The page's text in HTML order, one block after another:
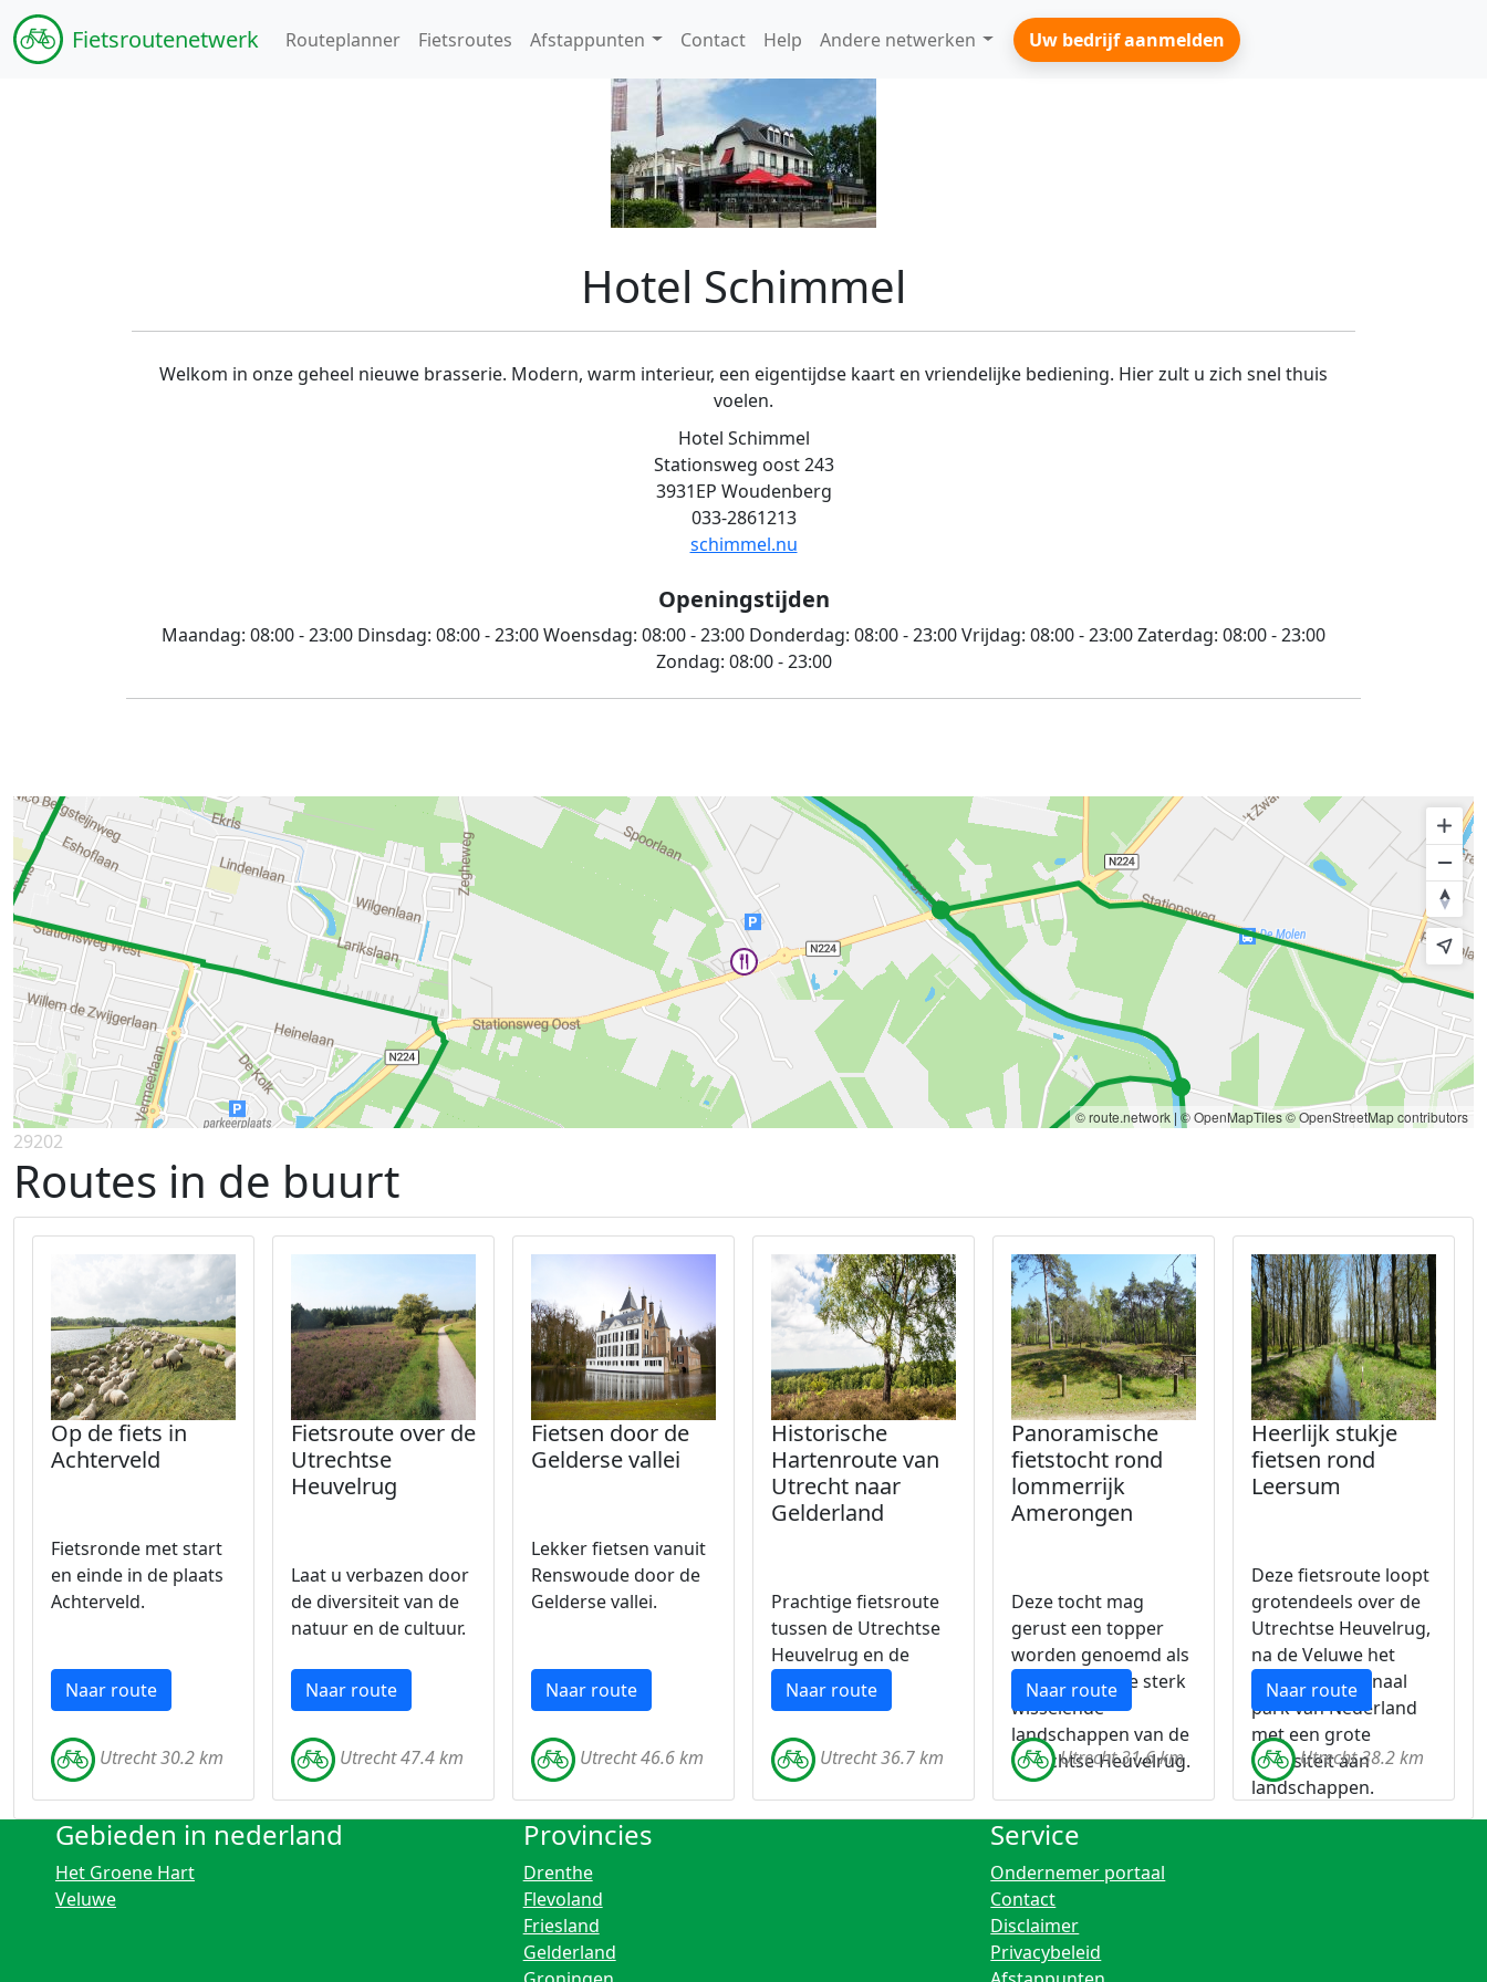
Fietsroutenetwerk Routeplanner Fietsroutes Afstappunten Contact Help Andere netwerken Uw bedrijf aanmelden
Hotel Schimmel
Welkom in onze geheel nieuwe brasserie. Modern, warm interieur, een eigentijdse kaart en vriendelijke bediening. Hier zult u zich snel thuis
voelen.
Hotel Schimmel
Stationsweg oost 243
3931EP Woudenberg
033-2861213
schimmel.nu
Openingstijden
Maandag: 08:00 - 23:00 Dinsdag: 08:00 - 23:00Woensdag: 08:00 - 23:00 Donderdag: 08:00 - 23:00Vrijdag: 08:00 - 23:00Zaterdag: 08:00 - 23:00
Zondag: 08:00 - 23:00
© route.network|© OpenMapTiles© OpenStreetMap contributors
29202
Routes in de buurt
Op de fiets in
Achterveld
Fietsronde met start
en einde in de plaats
Achterveld.
Naar route
Utrecht 30.2 km
Fietsroute over de
Utrechtse
Heuvelrug
Laat u verbazen door
de diversiteit van de
natuur en de cultuur.
Naar route
Utrecht 47.4 km
Fietsen door de
Gelderse vallei
Lekker fietsen vanuit
Renswoude door de
Gelderse vallei.
Naar route
Utrecht 46.6 km
Historische
Hartenroute van
Utrecht naar
Gelderland
Prachtige fietsroute
tussen de Utrechtse
Heuvelrug en de
Veluwe.
Naar route
Utrecht 36.7 km
Panoramische
fietstocht rond
lommerrijk
Amerongen
Deze tocht mag
gerust een topper
worden genoemd als
het gaat om de sterk
wisselende
landschappen van de
Utrechtse Heuvelrug.
Naar route
Utrecht 31.6 km
Heerlijk stukje
fietsen rond
Leersum
Deze fietsroute loopt
grotendeels over de
Utrechtse Heuvelrug,
na de Veluwe het
grootste nationaal
park van Nederland
met een grote
diversiteit aan
landschappen.
Naar route
Utrecht 38.2 km
Gebieden in nederland
Het Groene Hart
Veluwe
Provincies
Drenthe
Flevoland
Friesland
Gelderland
Service
Ondernemer portaal
Contact
Disclaimer
Privacybeleid